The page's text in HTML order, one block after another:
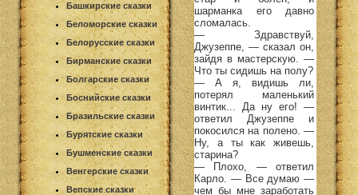
Башкирские сказки
Беломорские сказки
Белорусские сказки
Бирманские сказки
Болгарские сказки
Боснийские сказки
Бразильские сказки
Бурятские сказки
Бушменские сказки
Венгерские сказки
Вепские сказки
шарманка его давно
сломалась.
— Здравствуй,
Джузеппе, — сказал он,
зайдя в мастерскую. —
Что ты сидишь на полу?
— А я, видишь ли,
потерял маленький
винтик... Да ну его! —
ответил Джузеппе и
покосился на полено. —
Ну, а ты как живешь,
старина?
— Плохо, — ответил
Карло. — Все думаю —
чем бы мне заработать